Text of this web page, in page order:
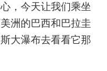
，今天让我们乘坐
洲的巴西和巴拉圭
大瀑布去看看它那